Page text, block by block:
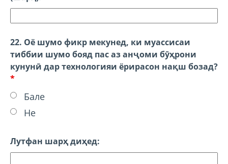
22. Оё шумо фикр мекунед, ки муассисаи
тиббии шумо бояд пас аз анҷоми бӯҳрони
кунунӣ дар технологияи ёрирасон нақш бозад?
*
Бале
Не
Лутфан шарҳ диҳед: